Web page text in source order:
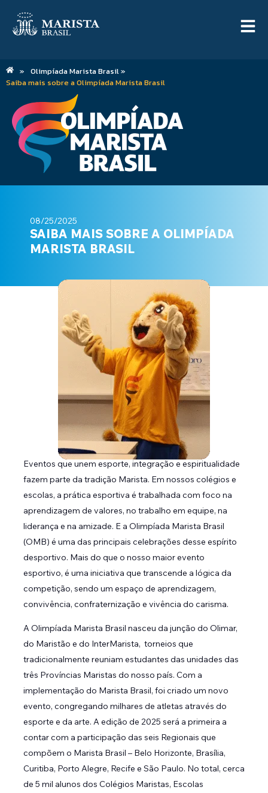
» Olimpíada Marista Brasil »
Saiba mais sobre a Olimpíada Marista Brasil
08/25/2025
SAIBA MAIS SOBRE A OLIMPÍADA
MARISTA BRASIL
Eventos que unem esporte, integração e espiritualidade
fazem parte da tradição Marista. Em nossos colégios e
escolas, a prática esportiva é trabalhada com foco na
aprendizagem de valores, no trabalho em equipe, na
liderança e na amizade. E a Olimpíada Marista Brasil
(OMB) é uma das principais celebrações desse espírito
desportivo. Mais do que o nosso maior evento
esportivo, é uma iniciativa que transcende a lógica da
competição, sendo um espaço de aprendizagem,
convivência, confraternização e vivência do carisma.
A Olimpíada Marista Brasil nasceu da junção do Olimar,
do Maristão e do InterMarista, torneios que
tradicionalmente reuniam estudantes das unidades das
três Províncias Maristas do nosso país. Com a
implementação do Marista Brasil, foi criado um novo
evento, congregando milhares de atletas através do
esporte e da arte. A edição de 2025 será a primeira a
contar com a participação das seis Regionais que
compõem o Marista Brasil – Belo Horizonte, Brasília,
Curitiba, Porto Alegre, Recife e São Paulo. No total, cerca
de 5 mil alunos dos Colégios Maristas, Escolas